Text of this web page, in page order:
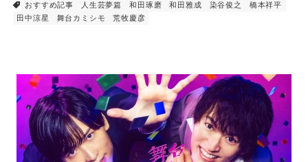
おすすめ記事
人生芸夢篇 和田琢磨 和田雅成 染谷俊之
橋本祥平
田中涼星
舞台カミシモ 荒牧慶彦